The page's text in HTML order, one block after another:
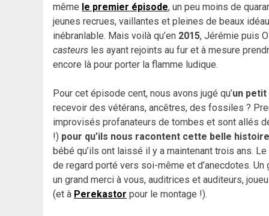
même le premier épisode, un peu moins de
jeunes recrues, vaillantes et pleines de beaux
inébranlable. Mais voilà qu’en 2015, Jérémie puis
casteurs les ayant rejoints au fur et à mesure
encore là pour porter la flamme ludique.
Pour cet épisode cent, nous avons jugé qu’un
recevoir des vétérans, ancêtres, des fossiles ?
improvisés profanateurs de tombes et sont allés
!) pour qu’ils nous racontent cette belle histoire
bébé qu’ils ont laissé il y a maintenant trois ans.
de regard porté vers soi-même et d’anecdotes.
un grand merci à vous, auditrices et auditeurs,
(et à Perekastor pour le montage !).